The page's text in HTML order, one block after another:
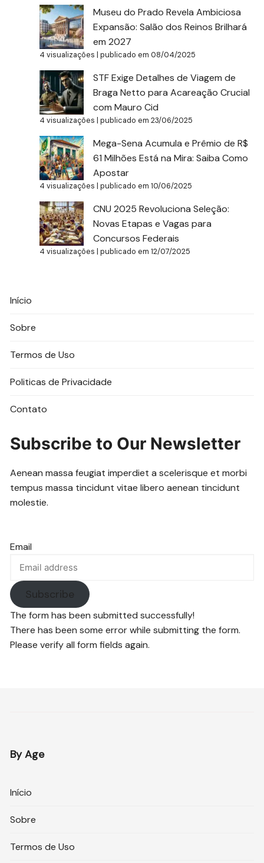
Museu do Prado Revela Ambiciosa
Expansão: Salão dos Reinos Brilhará
em 2027
4 visualizações |publicado em 08/04/2025
STF Exige Detalhes de Viagem de
Braga Netto para Acareação Crucial
com Mauro Cid
4 visualizações |publicado em 23/06/2025
Mega-Sena Acumula e Prêmio de R$
61 Milhões Está na Mira: Saiba Como
Apostar
4 visualizações |publicado em 10/06/2025
CNU 2025 Revoluciona Seleção:
Novas Etapas e Vagas para
Concursos Federais
4 visualizações |publicado em 12/07/2025
Início
Sobre
Termos de Uso
Politicas de Privacidade
Contato
Subscribe to Our Newsletter
Aenean massa feugiat imperdiet a scelerisque et morbi
tempus massa tincidunt vitae libero aenean tincidunt
molestie.
Email
Subscribe
The form has been submitted successfully!
There has been some error while submitting the form.
Please verify all form fields again.
By Age
Início
Sobre
Termos de Uso